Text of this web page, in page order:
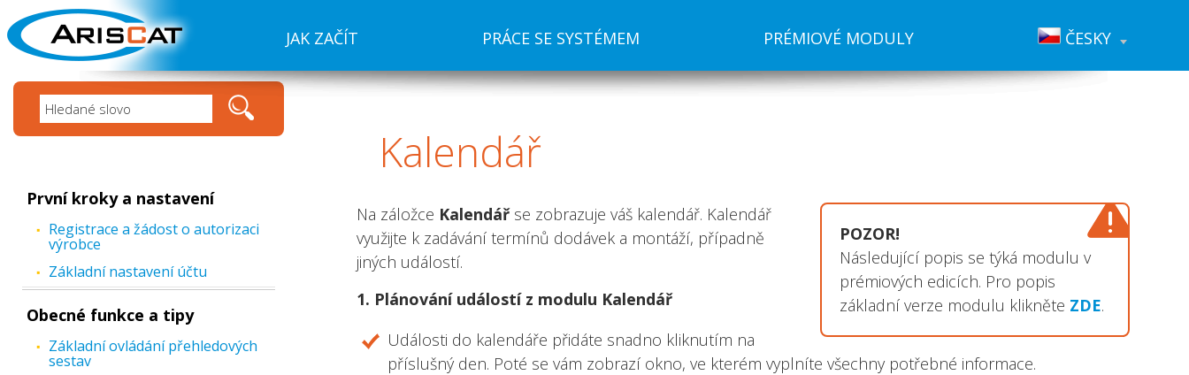
JAK ZAČÍT PRÁCE SE SYSTÉMEM PRÉMIOVÉ MODULY ČESKY
První kroky a nastavení
Registrace a žádost o autorizaci
výrobce
Základní nastavení účtu
Obecné funkce a tipy
Základní ovládání přehledových
sestav
Kalendář
POZOR!
Následující popis se týká modulu v
prémiových edicích. Pro popis
základní verze modulu klikněte ZDE.
Na záložce Kalendářse zobrazuje váš kalendář. Kalendář
využijte k zadávání termínů dodávek a montáží, případně
jiných událostí.
1. Plánování událostí z modulu Kalendář
Události do kalendáře přidáte snadno kliknutím na
příslušný den. Poté se vám zobrazí okno, ve kterém vyplníte všechny potřebné informace.